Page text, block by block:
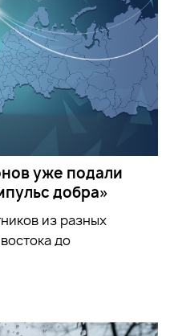
уже подали
добра»
из разных
до